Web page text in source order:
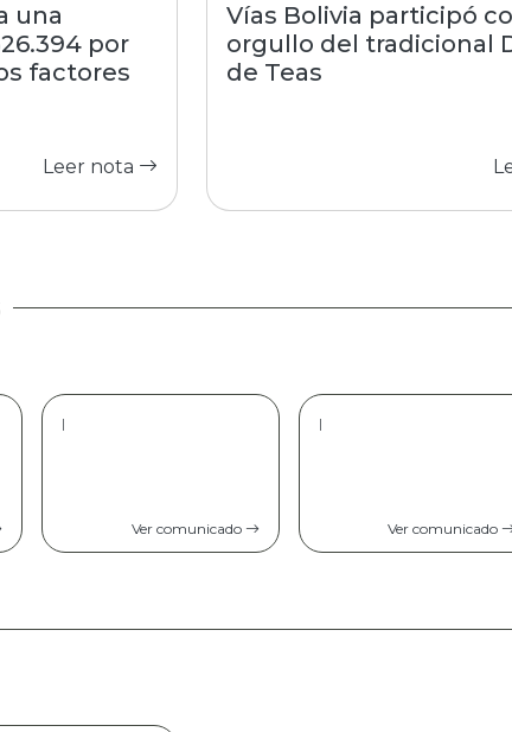
una
por
factores
Leer nota
Vías Bolivia participó
orgullo del tradicional
de Teas
|
Ver comunicado
|
Ver comunicado